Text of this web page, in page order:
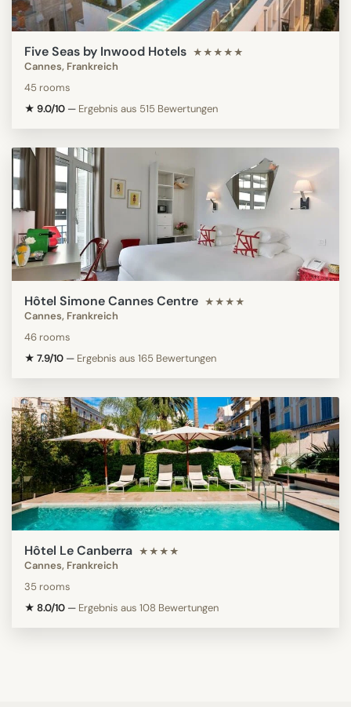
Five Seas by Inwood Hotels ★★★★★
Cannes, Frankreich
45 rooms
★ 9.0/10 — Ergebnis aus 515 Bewertungen
Hôtel Simone Cannes Centre ★★★★
Cannes, Frankreich
46 rooms
★ 7.9/10 — Ergebnis aus 165 Bewertungen
Hôtel Le Canberra ★★★★
Cannes, Frankreich
35 rooms
★ 8.0/10 — Ergebnis aus 108 Bewertungen